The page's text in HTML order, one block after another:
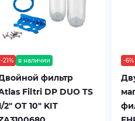
-21% в наличии
фильтр
Filtri DP DUO TS
2" OT 10" KIT
-6%